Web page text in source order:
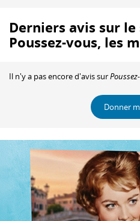
Derniers avis sur le
Poussez-vous, les
Il n'y a pas encore d'avis sur
Donner